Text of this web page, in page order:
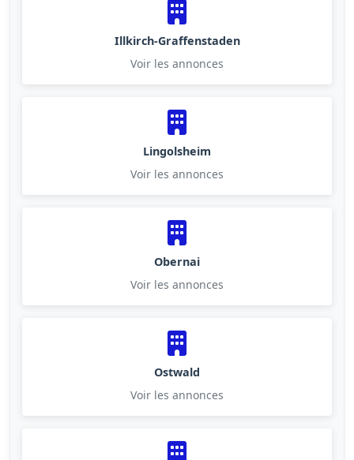
Illkirch-Graffenstaden
Voir les annonces
Lingolsheim
Voir les annonces
Obernai
Voir les annonces
Ostwald
Voir les annonces